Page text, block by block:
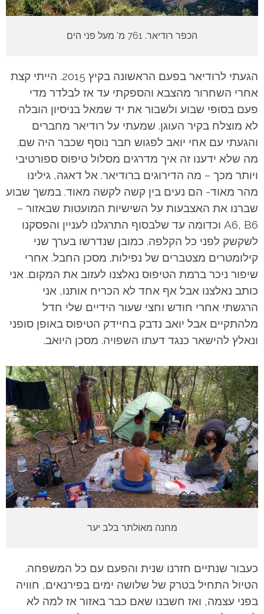
הכפר רודיאר. 761 מ' מעל פני הים
הגעתי לרודיאר בפעם הראשונה בקיץ 2015. הייתי קצת
אחרי השחרור מהצבא והספקתי עד אז לבלדר מדי
פעם בסופי שבוע ולשבור את יד שמאל בניסיון הובלה
לא מוצלח בקיר העוגן. שמעתי על רודיאר מחברים
והגעתי עם אחי יואב לפגוש חבר נוסף שכבר היה שם.
מה שלא ידענו זה איך מדרגים מסלול טיפוס ספורטיבי
ויותר מכך – מה הדירוגים ברודיאר. אל דאגה, גילינו
מהר מאוד- הם נעים בין קשה לקשה מאוד. במשך שבוע
שברנו את האצבעות על השישיות המועטות שבאזור –
A6, B6 וכדומה עד שלבסוף התרגלנו לעניין והפסקנו
לשקשק לפני כל הקלפה. כמובן שנדרשו בערך שני
קילומטרים מצטברים של נפילות. מסכן החבל. אחרי
שיפור ניכר ברמת הטיפוס נאלצנו לעזוב את המקום. אני
כותב נאלצנו אבל אף אחד לא הכריח אותנו, אני
הרגשתי אחרי חודש וחצי שעור הידיים שלי חדל
מלהתקיים אבל יואב נדבק בחיידק הטיפוס באופן סופני
ונאלץ להישאר כנגד דעתו השפויה. מסכן היואב.
מחנה מאולתר בלב יער
כעבור שנתיים חזרנו שנית והפעם עם כל המשפחה.
הטיול התחיל בטרק של שלושה ימים בפירנאים, חוויה
בפני עצמה, ואז חשבנו שאם כבר באזור אז למה לא